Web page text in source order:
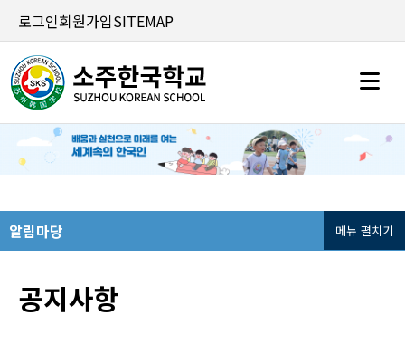
로그인회원가입SITEMAP
알림마당 메뉴 펼치기
공지사항